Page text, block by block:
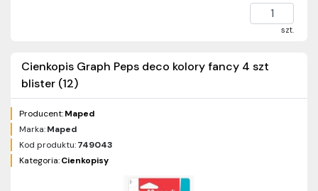
szt.
Cienkopis Graph Peps deco kolory fancy 4 szt
blister (12)
Producent:Maped
Marka:Maped
Kod produktu:749043
Kategoria:Cienkopisy